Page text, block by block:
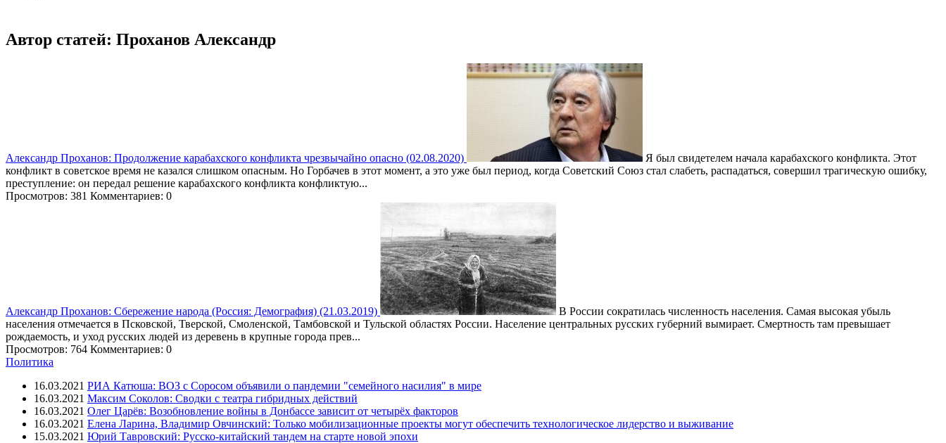
Автор статей: Проханов Александр
Александр Проханов: Продолжение карабахского конфликта чрезвычайно опасно (02.08.2020)
Я был свидетелем начала карабахского конфликта. Этот
конфликт в советское время не казался слишком опасным. Но Горбачев в этот момент, а это уже был период, когда Советский Союз стал слабеть, распадаться, совершил трагическую ошибку,
преступление: он передал решение карабахского конфликта конфликтую...
Просмотров: 381 Комментариев: 0
Александр Проханов: Сбережение народа (Россия: Демография) (21.03.2019)
В России сократилась численность населения. Самая высокая убыль
населения отмечается в Псковской, Тверской, Смоленской, Тамбовской и Тульской областях России. Население центральных русских губерний вымирает. Смертность там превышает
рождаемость, и уход русских людей из деревень в крупные города прев...
Просмотров: 764 Комментариев: 0
Политика
16.03.2021 РИА Катюша: ВОЗ с Соросом объявили о пандемии "семейного насилия" в мире
16.03.2021 Максим Соколов: Сводки с театра гибридных действий
16.03.2021 Олег Царёв: Возобновление войны в Донбассе зависит от четырёх факторов
16.03.2021 Елена Ларина, Владимир Овчинский: Только мобилизационные проекты могут обеспечить технологическое лидерство и выживание
15.03.2021 Юрий Тавровский: Русско-китайский тандем на старте новой эпохи